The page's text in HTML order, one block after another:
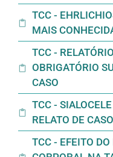
TCC -
MAIS
TCC -
OBRIGATÓRIO
CASO
TCC -
RELATO DE CASO
TCC - EFEITO